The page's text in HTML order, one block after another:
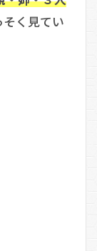
そく見てい